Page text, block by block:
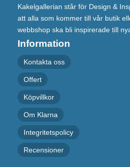
Kakelgallerian står för Design &
att alla som kommer till vår butik
webbshop ska bli inspirerade till
Information
Kontakta oss
Offert
Köpvillkor
Om Klarna
Integritetspolicy
Recensioner